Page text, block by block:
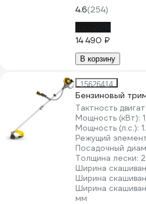
4.6(254)
14 490 ₽
В корзину
15626414
Бензиновый
Тактность
Мощность (кВт):
Мощность (л.с.):
Режущий
Посадочный
Толщина лески:
Ширина
Ширина
Ширина
мм